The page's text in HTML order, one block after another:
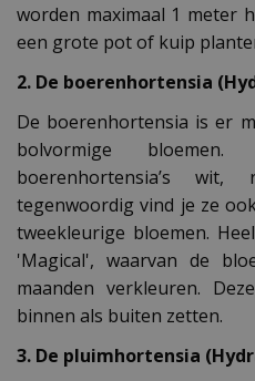
worden maximaal 1 meter
een grote pot of kuip
2. De boerenhortensia
De boerenhortensia is er
bolvormige
boerenhortensia’s
tegenwoordig vind je ze
tweekleurige bloemen.
'Magical', waarvan de
maanden verkleuren.
binnen als buiten zetten.
3. De pluimhortensia